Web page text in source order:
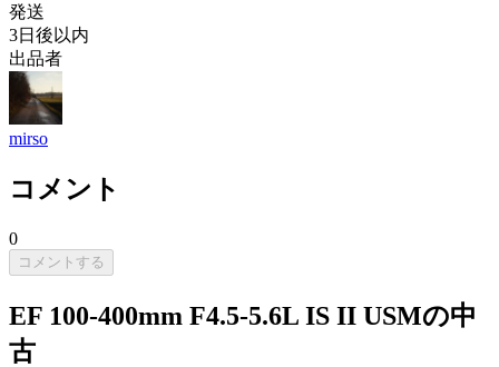
発送
3日後以内
出品者
mirso
コメント
0
コメントする
EF 100-400mm F4.5-5.6L IS II USMの中
古